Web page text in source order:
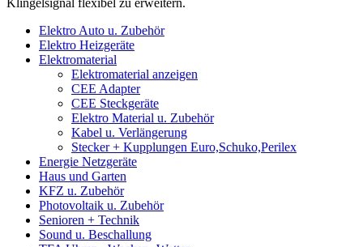
Klingelsignal flexibel zu erweitern.
Elektro Auto u. Zubehör
Elektro Heizgeräte
Elektromaterial
Elektromaterial anzeigen
CEE Adapter
CEE Steckgeräte
Elektro Material u. Zubehör
Kabel u. Verlängerung
Stecker + Kupplungen Euro,Schuko,Perilex
Energie Netzgeräte
Haus und Garten
KFZ u. Zubehör
Photovoltaik u. Zubehör
Senioren + Technik
Sound u. Beschallung